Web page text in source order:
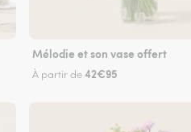
Mélodie et son vase offert
À partir de42€95